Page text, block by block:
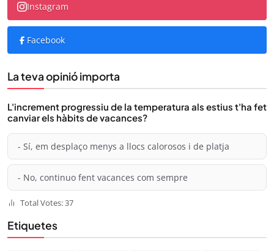
Instagram
Facebook
La teva opinió importa
L'increment progressiu de la temperatura als estius t'ha fet
canviar els hàbits de vacances?
- Sí, em desplaço menys a llocs calorosos i de platja
- No, continuo fent vacances com sempre
Total Votes: 37
Etiquetes